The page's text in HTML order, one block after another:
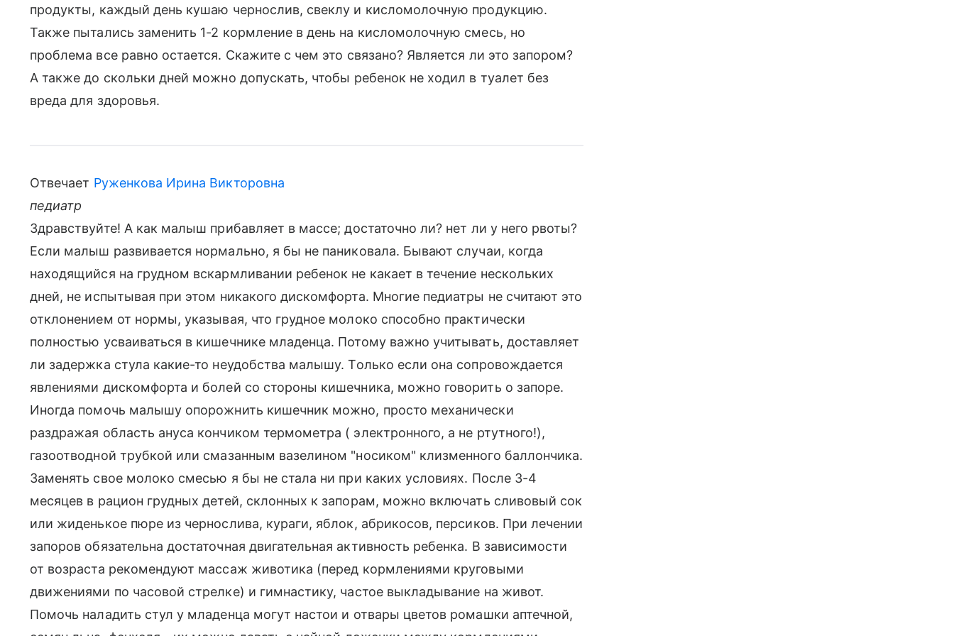
продукты, каждый день кушаю чернослив, свеклу и кисломолочную продукцию.
Также пытались заменить 1-2 кормление в день на кисломолочную смесь, но
проблема все равно остается. Скажите с чем это связано? Является ли это запором?
А также до скольки дней можно допускать, чтобы ребенок не ходил в туалет без
вреда для здоровья.
Отвечает Руженкова Ирина Викторовна
педиатр
Здравствуйте! А как малыш прибавляет в массе; достаточно ли? нет ли у него рвоты?
Если малыш развивается нормально, я бы не паниковала. Бывают случаи, когда
находящийся на грудном вскармливании ребенок не какает в течение нескольких
дней, не испытывая при этом никакого дискомфорта. Многие педиатры не считают это
отклонением от нормы, указывая, что грудное молоко способно практически
полностью усваиваться в кишечнике младенца. Потому важно учитывать, доставляет
ли задержка стула какие-то неудобства малышу. Только если она сопровождается
явлениями дискомфорта и болей со стороны кишечника, можно говорить о запоре.
Иногда помочь малышу опорожнить кишечник можно, просто механически
раздражая область ануса кончиком термометра ( электронного, а не ртутного!),
газоотводной трубкой или смазанным вазелином "носиком" клизменного баллончика.
Заменять свое молоко смесью я бы не стала ни при каких условиях. После 3-4
месяцев в рацион грудных детей, склонных к запорам, можно включать сливовый сок
или жиденькое пюре из чернослива, кураги, яблок, абрикосов, персиков. При лечении
запоров обязательна достаточная двигательная активность ребенка. В зависимости
от возраста рекомендуют массаж животика (перед кормлениями круговыми
движениями по часовой стрелке) и гимнастику, частое выкладывание на живот.
Помочь наладить стул у младенца могут настои и отвары цветов ромашки аптечной,